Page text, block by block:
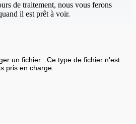
de traitement, nous vous ferons
il est prêt à voir.
un fichier : Ce type de fichier n'est
pris en charge.